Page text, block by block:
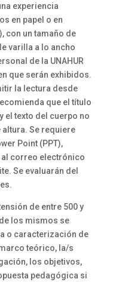
experiencia
en papel o en
con un tamaño de
varilla a lo ancho
de la UNAHUR
que serán exhibidos.
la lectura desde
que el título
el texto del cuerpo no
Se requiere
Point (PPT),
al correo electrónico
Se evaluarán del
de entre 500 y
los mismos se
o caracterización de
teórico, la/s
los objetivos,
pedagógica si